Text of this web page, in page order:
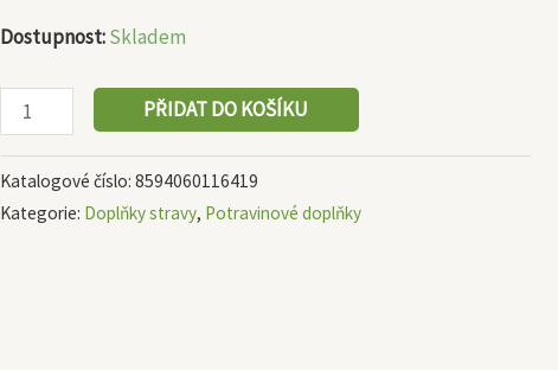
Dostupnost:Skladem
PŘIDAT DO KOŠÍKU
Katalogové číslo: 8594060116419
Kategorie: Doplňky stravy, Potravinové doplňky